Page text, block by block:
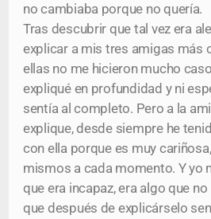
no cambiaba porque no quería.
Tras descubrir que tal vez era
explicar a mis tres amigas más
ellas no me hicieron mucho
expliqué en profundidad y ni
sentía al completo. Pero a la
explique, desde siempre he
con ella porque es muy
mismos a cada momento. Y yo
que era incapaz, era algo que
que después de explicárselo